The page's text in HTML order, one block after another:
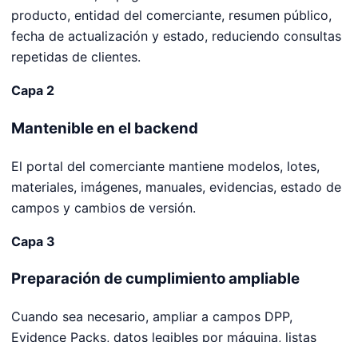
producto, entidad del comerciante, resumen público,
fecha de actualización y estado, reduciendo consultas
repetidas de clientes.
Capa 2
Mantenible en el backend
El portal del comerciante mantiene modelos, lotes,
materiales, imágenes, manuales, evidencias, estado de
campos y cambios de versión.
Capa 3
Preparación de cumplimiento ampliable
Cuando sea necesario, ampliar a campos DPP,
Evidence Packs, datos legibles por máquina, listas